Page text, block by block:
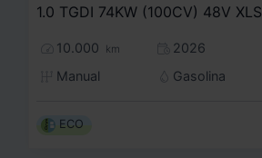
1.0 TGDI 74KW (100CV) 48V XLS
10.000 km
2026
Manual
Gasolina
ECO